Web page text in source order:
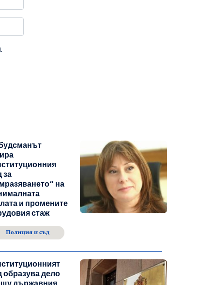
за
на
и промените
стаж
Полиция и съд
образува дело